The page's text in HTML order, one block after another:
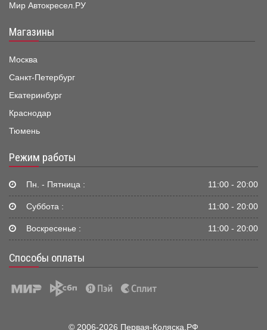
Мир Автокресел.РУ
Магазины
Москва
Санкт-Петербург
Екатеринбург
Краснодар
Тюмень
Режим работы
Пн. - Пятница : 11:00 - 20:00
Суббота : 11:00 - 20:00
Воскресенье : 11:00 - 20:00
Способы оплаты
© 2006-2026 Первая-Коляска.РФ